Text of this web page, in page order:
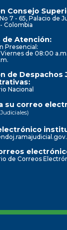
Consejo
7 - 65, Palacio de
Colombia
de Atención:
Presencial:
de 08:00
de Despachos
Nacional
su correo
de Correos